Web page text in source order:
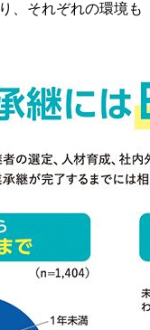
、それぞれの環境も